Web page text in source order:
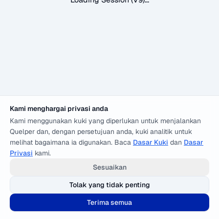
Kami menghargai privasi anda
Kami menggunakan kuki yang diperlukan untuk menjalankan
Quelper dan, dengan persetujuan anda, kuki analitik untuk
melihat bagaimana ia digunakan. Baca Dasar Kuki dan Dasar
Privasi kami.
Sesuaikan
Tolak yang tidak penting
Terima semua